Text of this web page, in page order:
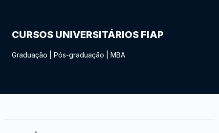
CURSOS UNIVERSITÁRIOS FIAP
Graduação Pós-graduação MBA